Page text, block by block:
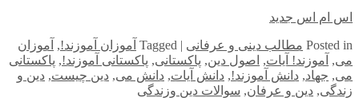
اس ام اس جدید
Posted in مطالب دینی و عرفانی |
Tagged آموزان آموزند!, آموزان
می, آموزند! آیات, اصول دین, پاکستانی, پاکستانی آموزند!, پاکستانی
می, جهاد, دانش آموزند!, دانش آیات, دانش می, دین چیست, دین و
زندگی, دین و عرفان, سوالات دین وزندگی